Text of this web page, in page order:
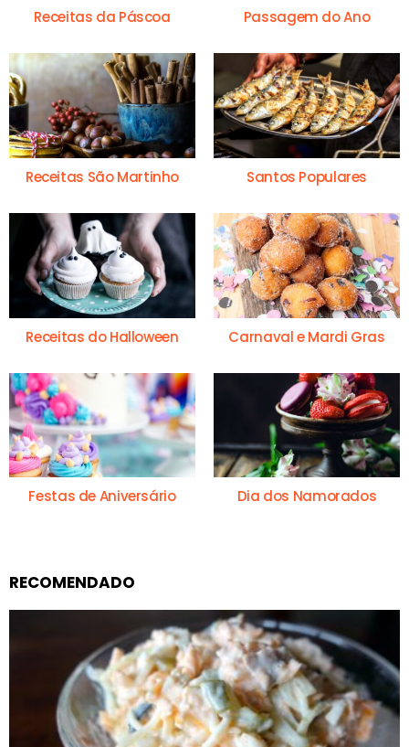
Receitas da Páscoa Passagem do Ano
Receitas São Martinho Santos Populares
Receitas do Halloween Carnaval e Mardi Gras
Festas de Aniversário Dia dos Namorados
RECOMENDADO